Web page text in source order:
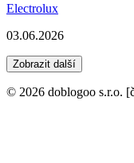
Electrolux
03.06.2026
Zobrazit další
© 2026 doblogoo s.r.o.